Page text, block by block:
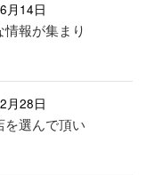
月14日
報が集まり
月28日
を選んで頂い